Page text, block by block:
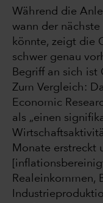
Während die
wann der
könnte, zeigt die
schwer genau
Begriff an sich ist
Zum Vergleich:
Economic
als „einen
Monate erstreckt
Realeinkommen,